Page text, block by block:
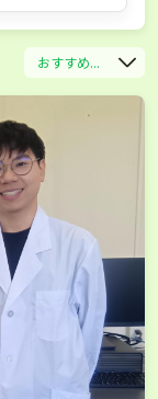
おすすめ...